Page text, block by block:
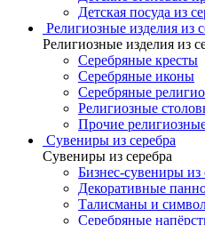
Детская посуда из
Религиозные изделия из
Религиозные изделия из
Серебряные кресты
Серебряные иконы
Серебряные
Религиозные
Прочие
Сувениры из серебра
Сувениры из серебра
Бизнес-сувениры из
Декоративные
Талисманы и
Серебряные